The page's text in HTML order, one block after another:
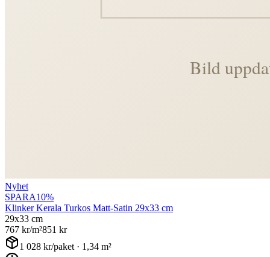
Nyhet
SPARA10%
Klinker Kerala Turkos Matt-Satin 29x33 cm
29x33 cm
767 kr/m²851 kr
1 028 kr/paket · 1,34 m²